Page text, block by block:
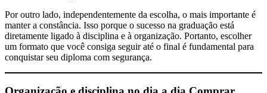
Por outro lado, independentemente da escolha, o mais importante é
manter a constância. Isso porque o sucesso na graduação está
diretamente ligado à disciplina e à organização. Portanto, escolher
um formato que você consiga seguir até o final é fundamental para
conquistar seu diploma com segurança.